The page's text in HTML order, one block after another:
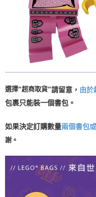
５．嚴禁一人註冊多個帳號或
恩沛科技股份有限公司將有權
選擇”超商取貨”請留意， 由於
包裹只能裝一個書包。
如果決定訂購數量兩個書包
謝。